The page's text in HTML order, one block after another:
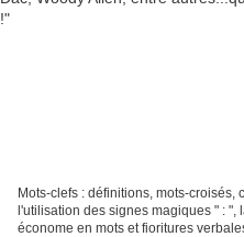
Mots-clefs : définitions, mots-croisés,
l'utilisation des signes magiques " : ",
économe en mots et fioritures